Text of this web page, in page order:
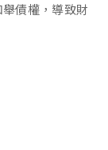
債權，導致財